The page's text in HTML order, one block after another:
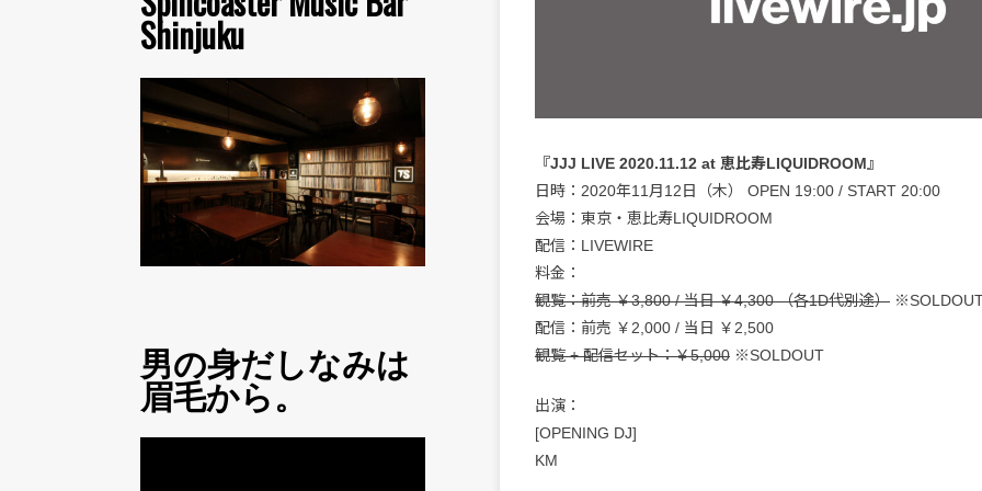
Shinjuku
男の身だしなみは
眉毛から。
『JJJ LIVE 2020.11.12 at 恵比寿LIQUIDROOM』
日時：2020年11月12日（木） OPEN 19:00 / START 20:00
会場：東京・恵比寿LIQUIDROOM
配信：LIVEWIRE
料金：
観覧：前売 ￥3,800 / 当日 ￥4,300 （各1D代別途）
配信：前売 ￥2,000 / 当日 ￥2,500
観覧 + 配信セット：￥5,000 ※SOLDOUT
出演：
[OPENING DJ]
KM